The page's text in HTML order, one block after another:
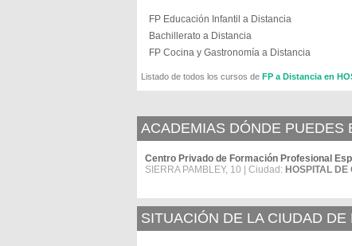
FP Educación Infantil a Distancia
Bachillerato a Distancia
FP Cocina y Gastronomía a Distancia
Listado de todos los cursos de FP a Distancia en
ACADEMIAS DÓNDE PUEDES
Centro Privado de Formación Profesional
SIERRA PAMBLEY, 10 | Ciudad: HOSPITAL DE
SITUACIÓN DE LA CIUDAD